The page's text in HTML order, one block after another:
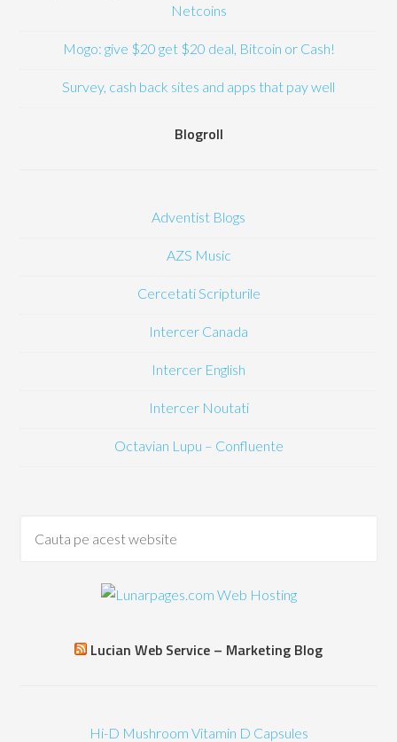
Netcoins
Mogo: give $20 get $20 deal, Bitcoin or Cash!
Survey, cash back sites and apps that pay well
Blogroll
Adventist Blogs
AZS Music
Cercetati Scripturile
Intercer Canada
Intercer English
Intercer Noutati
Octavian Lupu – Confluente
Lucian Web Service – Marketing Blog
Hi-D Mushroom Vitamin D Capsules